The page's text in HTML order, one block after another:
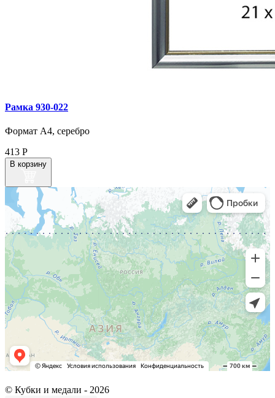
Рамка 930‑022
Формат А4, серебро
413 Р
В корзину
© Кубки и медали - 2026